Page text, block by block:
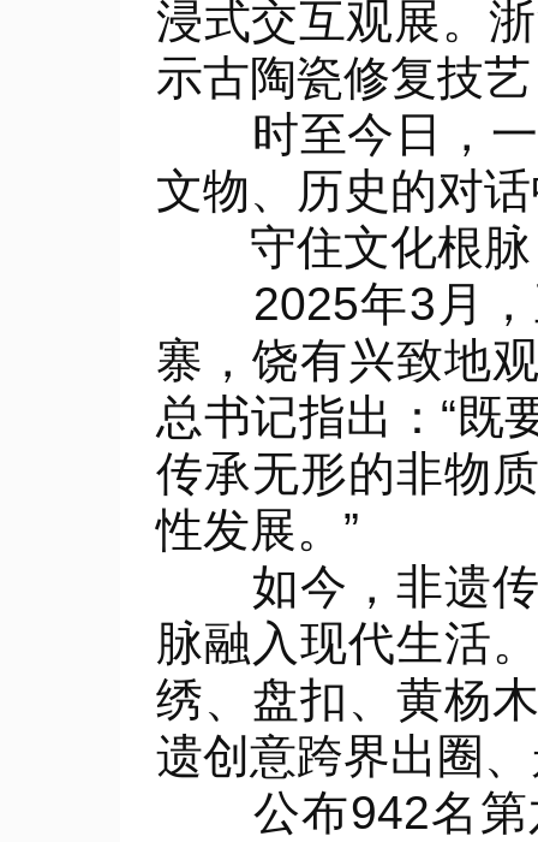
浸式交互观展。
示古陶瓷修复技
时至今日，一
文物、历史的对
守住文化根脉
2025年3月，
寨，饶有兴致地
总书记指出：“既
传承无形的非物
性发展。”
如今，非遗传
脉融入现代生活
绣、盘扣、黄杨
遗创意跨界出圈
公布942名第